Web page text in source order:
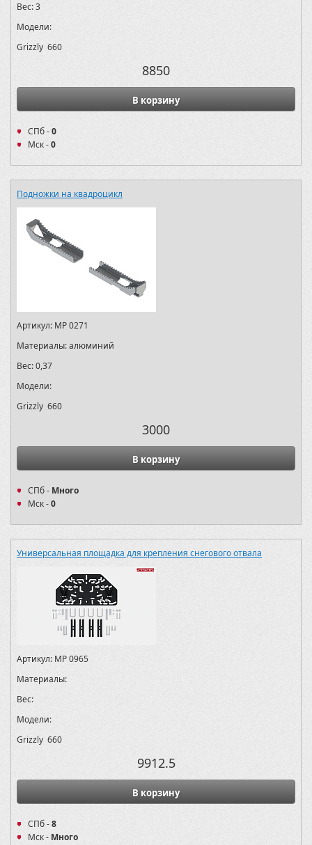
Вес:3
Модели:
Grizzly 660
8850
В корзину
СПб -0
Мск -0
Подножки на квадроцикл
Артикул: MP 0271
Материалы:алюминий
Вес:0,37
Модели:
Grizzly 660
3000
В корзину
СПб - Много
Мск -0
Универсальная площадка для крепления снегового отвала
Артикул: MP 0965
Материалы:
Вес:
Модели:
Grizzly 660
9912.5
В корзину
СПб -8
Мск - Много